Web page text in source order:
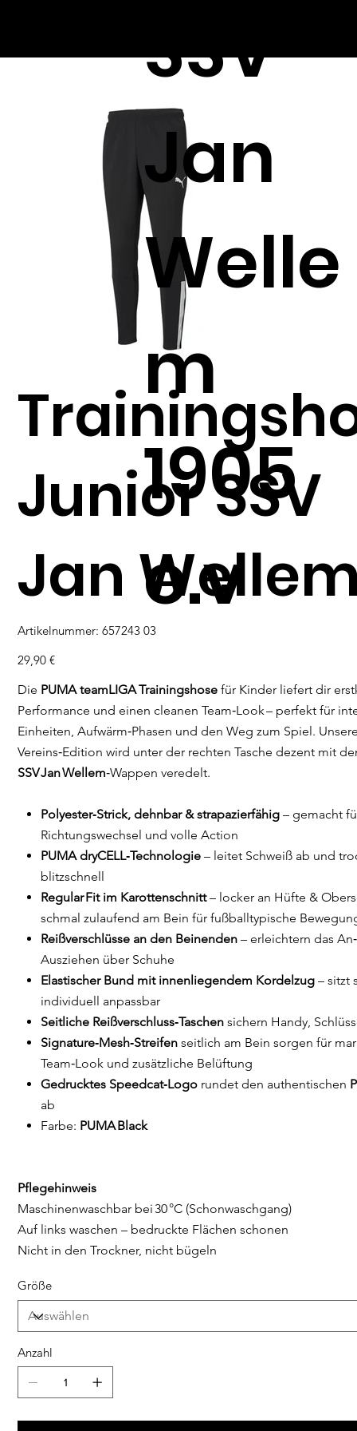
SSV
Jan
Welle
m
1905
e.v
Junior SSV
Jan
Artikelnummer:
Artikelnummer:
657243
657243 03
Preis
29,90 €
Die PUMA teamLIGATrainingshose für Kinder liefert dir
Performance und einen cleanen Team‑Look – perfekt für
Einheiten, Aufwärm‑Phasen und den Weg zum Spiel.
Vereins‑Edition wird unter der rechten Tasche dezent mit
SSV Jan Wellem‑Wappen veredelt.
Polyester‑Strick, dehnbar & strapazierfähig – gemacht
Richtungswechsel und volle Action
PUMA dryCELL‑Technologie – leitet Schweiß ab und
blitzschnell
Regular Fit im Karottenschnitt– locker an Hüfte &
schmal zulaufend am Bein für fußballtypische
Reißverschlüsse an den Beinenden – erleichtern das
Ausziehen über Schuhe
Elastischer Bund mit innenliegendem Kordelzug – sitzt
individuell anpassbar
Seitliche Reißverschluss‑Taschen sichern Handy,
Signature‑Mesh‑Streifen seitlich am Bein sorgen für
Team‑Look und zusätzliche Belüftung
Gedrucktes Speedcat‑Logo rundet den authentischen
ab
Farbe: PUMA Black
Pflegehinweis
Maschinenwaschbar bei 30 °C (Schonwaschgang)
Auf links waschen – bedruckte Flächen schonen
Nicht in den Trockner, nicht bügeln
Größe
Anzahl